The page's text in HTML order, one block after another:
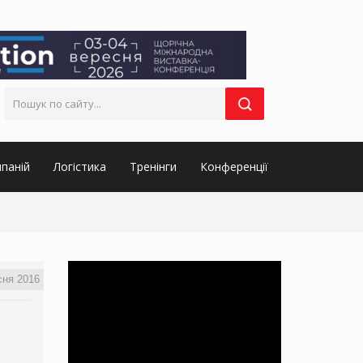
Логістика Тренінги Конференції
2016